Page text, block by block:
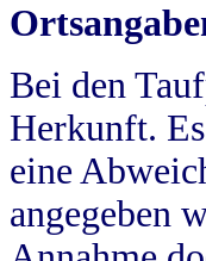
Bei den
Herkunft.
eine
angegeben